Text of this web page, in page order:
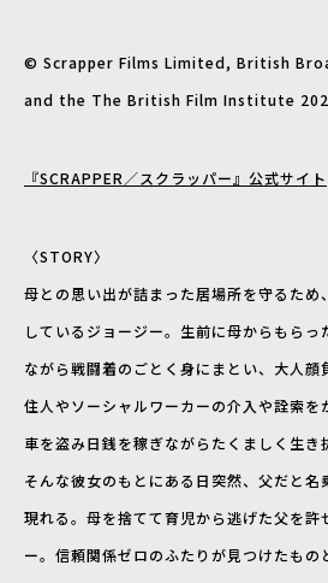
© Scrapper Films Limited, British
and the The British Film Institute
『SCRAPPER／スクラッパー』公式サイト
〈STORY〉
母との思い出が詰まった居場所を守るため
しているジョージー。生前に母からもらっ
ながら戦闘着のごとく身にまとい、大人
住人やソーシャルワーカーの介入や詮索を
車を盗み日銭を稼ぎながらたくましく生き
そんな彼女のもとにある日突然、父だと
現れる。母を捨てて育児から逃げた父を許
ー。信頼関係ゼロのふたりが見つけたもの